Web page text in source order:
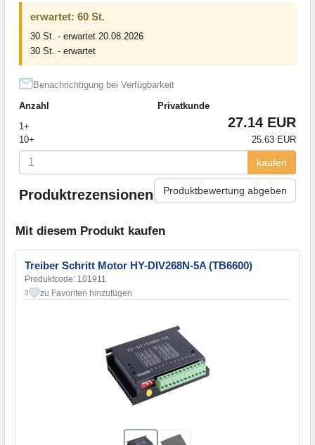
erwartet: 60 St.
30 St. - erwartet 20.08.2026
30 St. - erwartet
Benachrichtigung bei Verfügbarkeit
Anzahl
Privatkunde
1+
27.14 EUR
10+ 25.63 EUR
kaufen
Produktrezensionen Produktbewertung abgeben
Mit diesem Produkt kaufen
Treiber Schritt Motor HY-DIV268N-5A (TB6600)
Produktcode: 101911
3 zu Favoriten hinzufügen